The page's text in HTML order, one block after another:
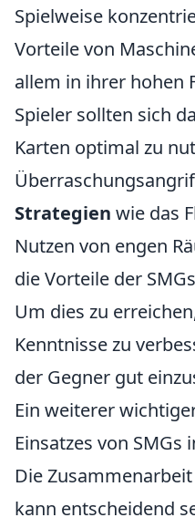
Spielweise
Vorteile von
allem in ihrer hohen
Spieler sollten sich
Karten optimal zu
Strategien wie das
Nutzen von engen
die Vorteile der
Um dies zu
Kenntnisse zu
der Gegner gut
Ein weiterer
Einsatzes von SMGs
Die
kann entscheidend